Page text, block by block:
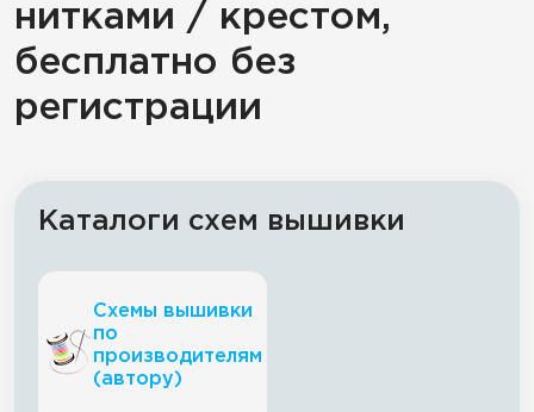
нитками / крестом,
бесплатно без
регистрации
Каталоги схем вышивки
Схемы вышивки
по
производителям
(автору)